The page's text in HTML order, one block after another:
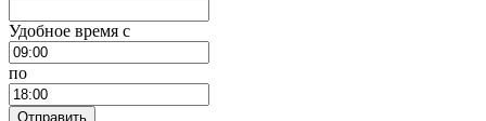
Удобное время c
по
Отправить